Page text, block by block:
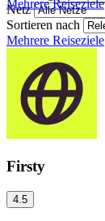
Mehrere Reiseziele
Netz
Sortieren nach
Mehrere Reiseziele
Firsty
4.5